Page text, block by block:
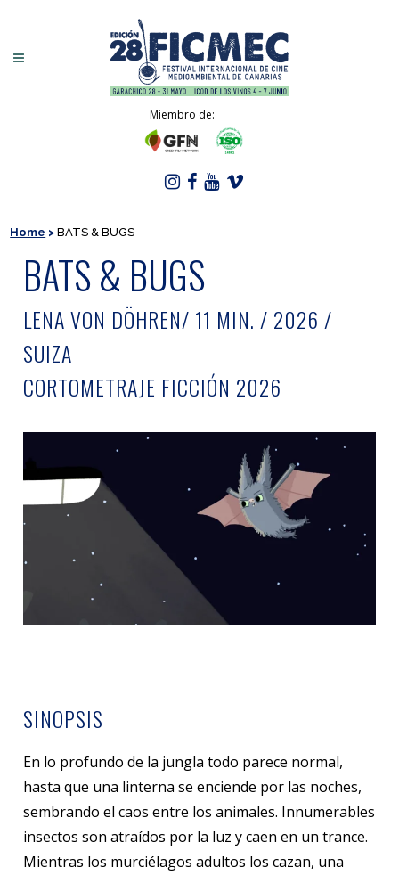
Miembro de:
Home >BATS & BUGS
BATS & BUGS
LENA VON DÖHREN/ 11 MIN. / 2026 /
SUIZA
CORTOMETRAJE FICCIÓN 2026
SINOPSIS
En lo profundo de la jungla todo parece normal,
hasta que una linterna se enciende por las noches,
sembrando el caos entre los animales. Innumerables
insectos son atraídos por la luz y caen en un trance.
Mientras los murciélagos adultos los cazan, una